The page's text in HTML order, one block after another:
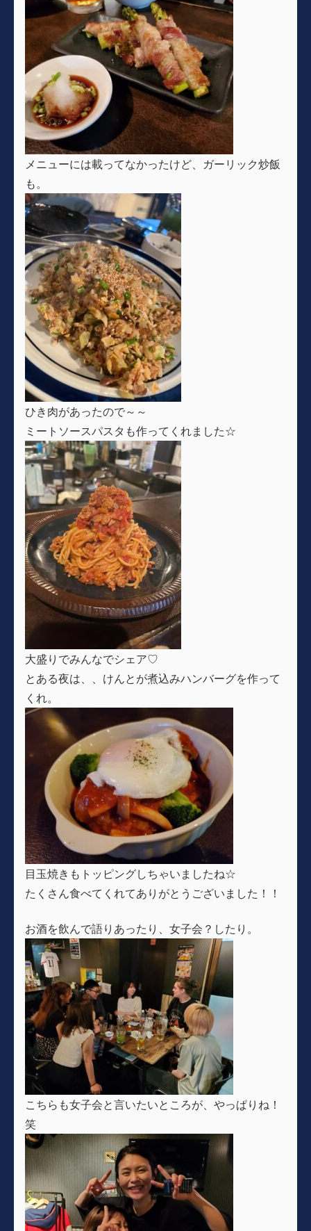
メニューには載ってなかったけど、ガーリック炒飯
も。
ひき肉があったので～～
ミートソースパスタも作ってくれました☆
大盛りでみんなでシェア♡
とある夜は、、けんとが煮込みハンバーグを作って
くれ。
目玉焼きもトッピングしちゃいましたね☆
たくさん食べてくれてありがとうございました！！
お酒を飲んで語りあったり、女子会？したり。
こちらも女子会と言いたいところが、やっぱりね！
笑